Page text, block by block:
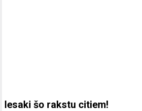
Iesaki šo rakstu citiem!